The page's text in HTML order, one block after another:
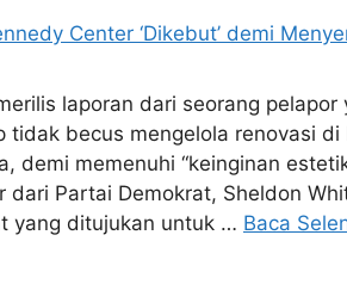
laporan dari seorang pelapor
tidak becus mengelola renovasi di
demi memenuhi “keinginan
Partai Demokrat, Sheldon
yang ditujukan untuk … Baca